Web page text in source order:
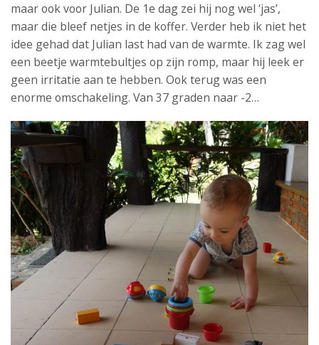
maar ook voor Julian. De 1e dag zei hij nog wel ‘jas’,
maar die bleef netjes in de koffer. Verder heb ik niet het
idee gehad dat Julian last had van de warmte. Ik zag wel
een beetje warmtebultjes op zijn romp, maar hij leek er
geen irritatie aan te hebben. Ook terug was een
enorme omschakeling. Van 37 graden naar -2…